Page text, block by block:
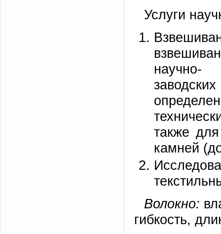
Услуги
научно-
также
камней
Волокно:
гибкость,